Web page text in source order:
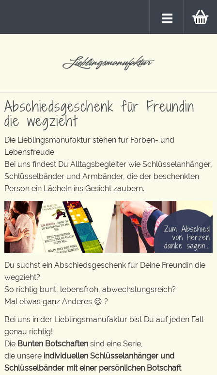
Abschiedsgeschenk für Freundin
die wegzieht
Die Lieblingsmanufaktur stehen für Farben- und
Lebensfreude.
Bei uns findest Du Alltagsbegleiter wie Schlüsselanhänger,
Schlüsselbänder und Armbänder, die der beschenkten
Person ein Lächeln ins Gesicht zaubern.
Du suchst ein Abschiedsgeschenk für Deine Freundin die
wegzieht?
So richtig bunt, lebensfroh, abwechslungsreich?
Mal etwas ganz Anderes 😉 ?
Bei uns in der Lieblingsmanufaktur bist Du auf jeden Fall
genau richtig!
Die Bunten Botschaften sind eine Serie,
die unsere individuellen Schlüsselanhänger und
Schlüsselbänder mit einer persönlichen Botschaft